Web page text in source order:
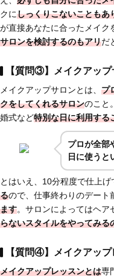
クにしっくりこないこともあ
が直接あなたに合ったメイク
サロンを検討するのもアリだ
【質問③】メイクアッ
メイクアップサロンとは、 プ
クをしてくれるサロンのこと
婚式など特別な日に利用する
プロが全部
日に使うと
とはいえ、10分程度で仕上げ
るので、仕事終わりのデート
ます。サロンによってはヘア
らないスタイルをやってみる
【質問④】メイクアッ
メイクアップレッスンとは専